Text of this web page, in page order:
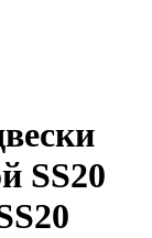
SS20